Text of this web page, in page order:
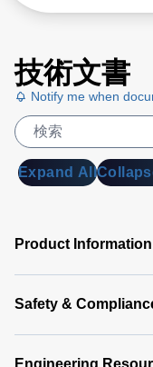
技術文書
Notify me when
Expand All
Product
Safety &
Engineering